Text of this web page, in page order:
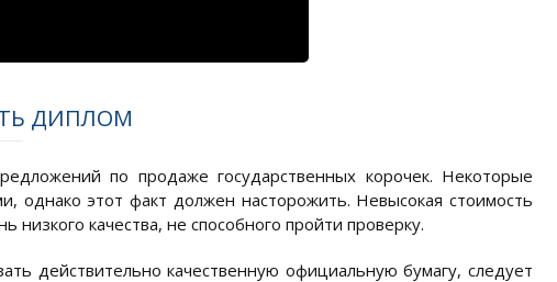
ДИПЛОМ
по продаже государственных корочек. Некоторые
однако этот факт должен насторожить. Невысокая стоимость
качества, не способного пройти проверку.
действительно качественную официальную бумагу, следует